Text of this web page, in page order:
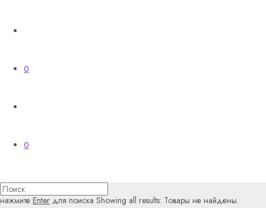
0
0
нажмите Enter для поиска Showing all results: Товары не найдены.